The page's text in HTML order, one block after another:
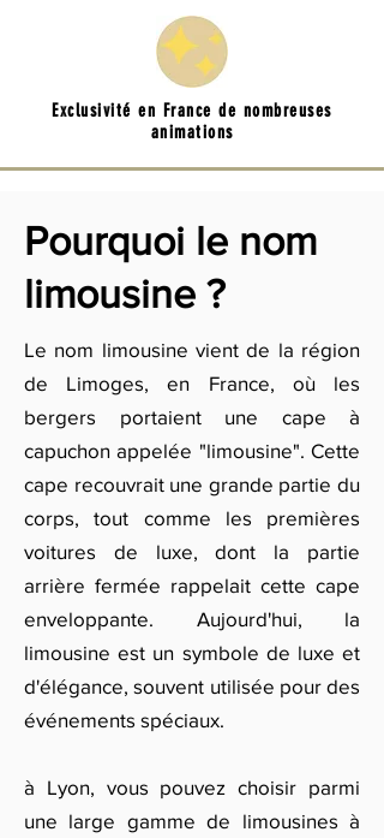
Exclusivité en France de nombreuses
animations
Pourquoi le nom
limousine ?
Le nom limousine vient de la région
de Limoges, en France, où les
bergers portaient une cape à
capuchon appelée "limousine". Cette
cape recouvrait une grande partie du
corps, tout comme les premières
voitures de luxe, dont la partie
arrière fermée rappelait cette cape
enveloppante. Aujourd'hui, la
limousine est un symbole de luxe et
d'élégance, souvent utilisée pour des
événements spéciaux.
à Lyon, vous pouvez choisir parmi
une large gamme de limousines à